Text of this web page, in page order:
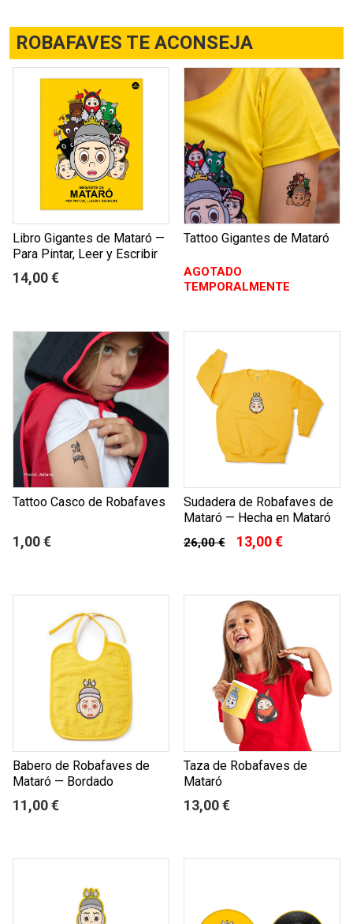
ROBAFAVES TE ACONSEJA
Libro Gigantes de Mataró —
Para Pintar, Leer y Escribir
14,00 €
Tattoo Gigantes de Mataró
AGOTADO
TEMPORALMENTE
Tattoo Casco de Robafaves
1,00 €
Sudadera de Robafaves de
Mataró — Hecha en Mataró
26,00 € 13,00 €
Babero de Robafaves de
Mataró — Bordado
11,00 €
Taza de Robafaves de
Mataró
13,00 €